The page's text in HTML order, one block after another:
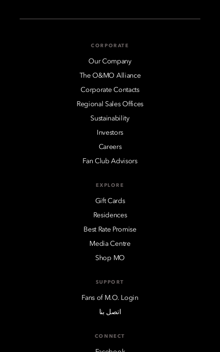
CORPORATE
Our Company
The O&MO Alliance
Corporate Contacts
Regional Sales Offices
Sustainability
Investors
Careers
Fan Club Advisors
EXPLORE
Gift Cards
Residences
Best Rate Promise
Media Centre
Shop MO
SUPPORT
Fans of M.O. Login
اتصل بنا
CONNECT